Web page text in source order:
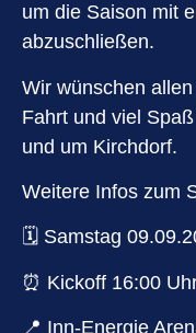
um die Saison mit
abzuschließen.
Wir wünschen
Fahrt und viel
und um Kirchdorf.
Weitere Infos zum
🗓️ Samstag
⏰ Kickoff 16:00
📍 Inn-Energie